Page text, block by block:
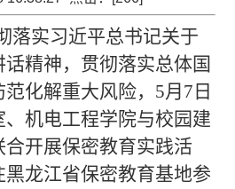
落实习近平总书记关于
精神，贯彻落实总体国
化解重大风险，5月7日
机电工程学院与校园建
开展保密教育实践活
龙江省保密教育基地参